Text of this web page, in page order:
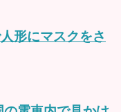
形にマスクをさ